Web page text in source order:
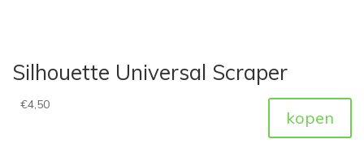
Silhouette Universal Scraper
€4,50
kopen